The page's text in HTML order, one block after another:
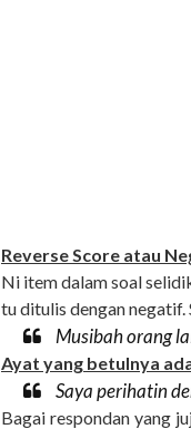
Reverse Score atau
Ni item dalam soal
tu ditulis dengan negatif.
Musibah orang
Ayat yang betulnya
Saya perihatin
Bagai respondan yang